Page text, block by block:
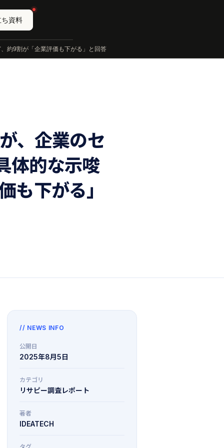
ち資料
約9割が「企業評価も下がる」と回答
、企業のセ
体的な示唆
も下がる」
// NEWS INFO
公開日
2025年8月5日
カテゴリ
リサピー調査レポート
著者
IDEATECH